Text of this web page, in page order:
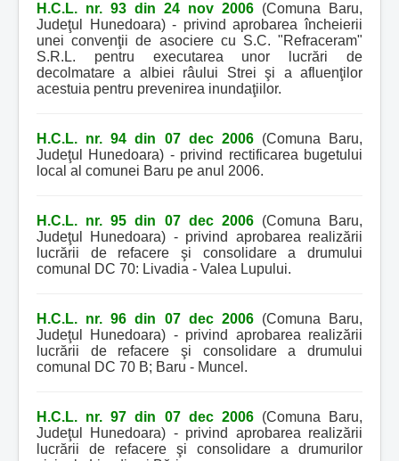
H.C.L. nr. 93 din 24 nov 2006 (Comuna Baru,
Judeţul Hunedoara) - privind aprobarea încheierii
unei convenţii de asociere cu S.C. "Refraceram"
S.R.L. pentru executarea unor lucrări de
decolmatare a albiei râului Strei şi a afluenţilor
acestuia pentru prevenirea inundaţiilor.
H.C.L. nr. 94 din 07 dec 2006(Comuna Baru,
Judeţul Hunedoara) - privind rectificarea bugetului
local al comunei Baru pe anul 2006.
H.C.L. nr. 95 din 07 dec 2006(Comuna Baru,
Judeţul Hunedoara) - privind aprobarea realizării
lucrării de refacere şi consolidare a drumului
comunal DC 70: Livadia - Valea Lupului.
H.C.L. nr. 96 din 07 dec 2006(Comuna Baru,
Judeţul Hunedoara) - privind aprobarea realizării
lucrării de refacere şi consolidare a drumului
comunal DC 70 B; Baru - Muncel.
H.C.L. nr. 97 din 07 dec 2006(Comuna Baru,
Judeţul Hunedoara) - privind aprobarea realizării
lucrării de refacere şi consolidare a drumurilor